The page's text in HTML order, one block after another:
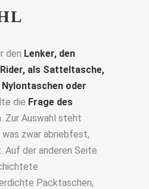
den Lenker, den
als Satteltasche,
oder
die Frage des
Zur Auswahl steht
zwar abriebfest,
Auf der anderen Seite
Packtaschen,